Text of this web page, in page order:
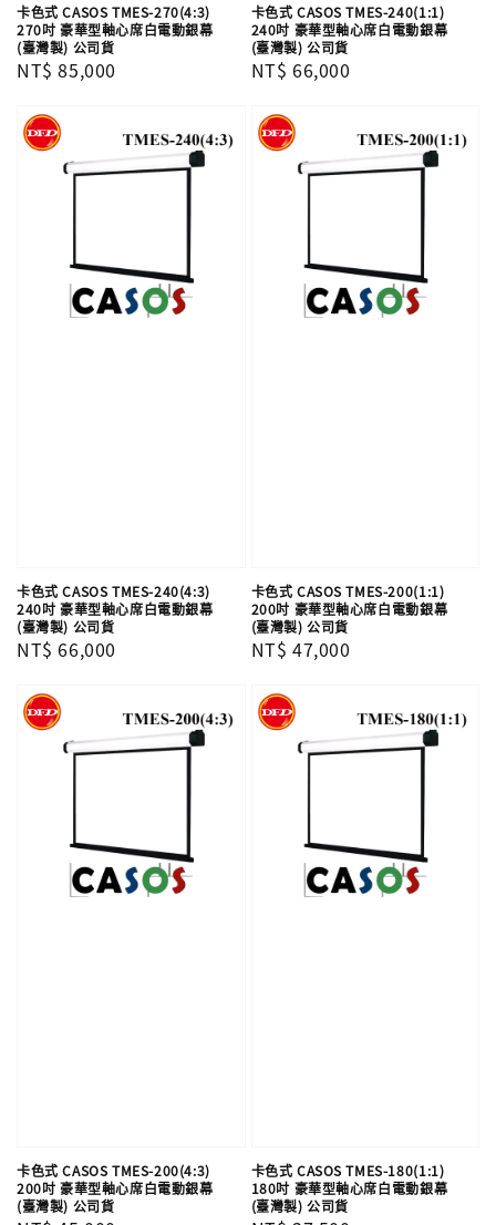
卡色式 CASOS TMES-270(4:3)
270吋 豪華型軸心席白電動銀幕
(臺灣製) 公司貨
Regular
NT$ 85,000
卡色式 CASOS TMES-240(1:1)
240吋 豪華型軸心席白電動銀幕
(臺灣製) 公司貨
Regular
NT$ 66,000
卡色式 CASOS TMES-240(4:3)
240吋 豪華型軸心席白電動銀幕
(臺灣製) 公司貨
Regular
NT$ 66,000
卡色式 CASOS TMES-200(1:1)
200吋 豪華型軸心席白電動銀幕
(臺灣製) 公司貨
Regular
NT$ 47,000
卡色式 CASOS TMES-200(4:3)
200吋 豪華型軸心席白電動銀幕
(臺灣製) 公司貨
卡色式 CASOS TMES-180(1:1)
180吋 豪華型軸心席白電動銀幕
(臺灣製) 公司貨